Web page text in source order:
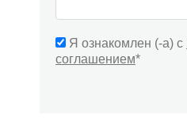
Я ознакомлен (-а) с
соглашением*